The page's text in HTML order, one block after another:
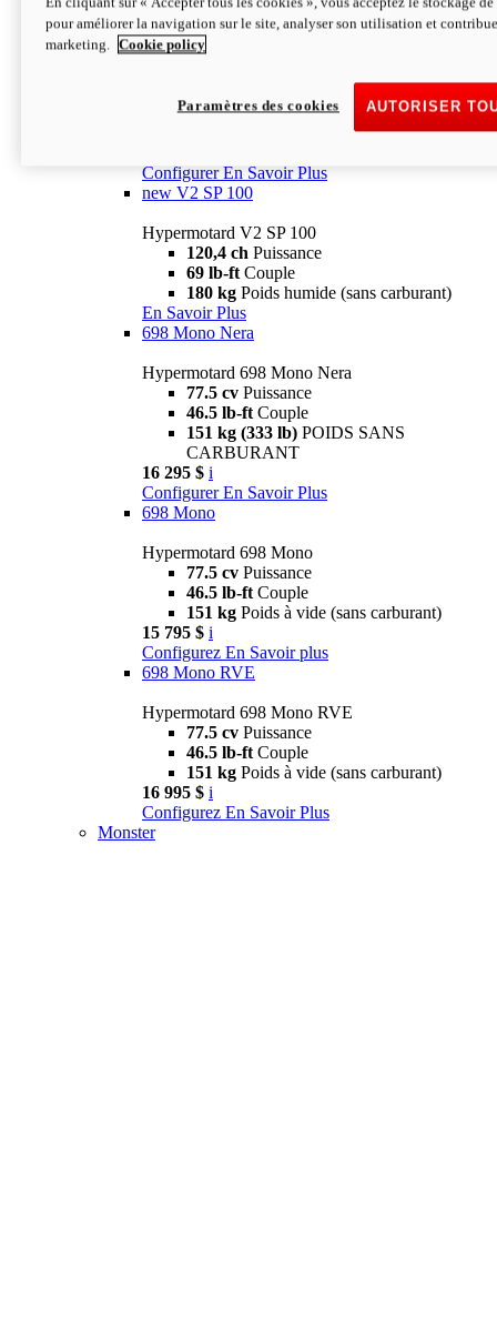
Configurer En Savoir Plus
newV2 SP
69 lb-ftCouple
Poids humide (sans carburant)
Configurer En Savoir Plus
new V2 SP 100
Hypermotard V2 SP 100
120,4 ch Puissance
69 lb-ft Couple
180 kg Poids humide (sans carburant)
En Savoir Plus
698 Mono Nera
Hypermotard 698 Mono Nera
77.5 cv Puissance
46.5 lb-ft Couple
151 kg (333 lb) POIDS SANS
CARBURANT
16 295 $ i
Configurer En Savoir Plus
698 Mono
Hypermotard 698 Mono
77.5 cv Puissance
46.5 lb-ft Couple
151 kg Poids à vide (sans carburant)
15 795 $ i
Configurez En Savoir plus
698 Mono RVE
Hypermotard 698 Mono RVE
77.5 cv Puissance
46.5 lb-ft Couple
151 kg Poids à vide (sans carburant)
16 995 $ i
Configurez En Savoir Plus
Monster
pour améliorer la navigation sur le site, analyser son utilisation et
marketing.
Cookie policy
AUTORISER
Paramètres des cookies